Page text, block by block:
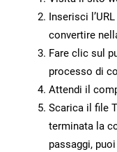
Inserisci
convertire
Fare clic sul
processo di
Attendi il
Scarica il file
terminata la
passaggi,